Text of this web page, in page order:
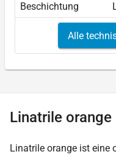
Beschichtung
Alle
Linatrile orange
Linatrile orange ist eine